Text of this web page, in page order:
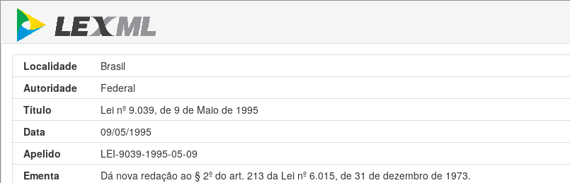
Localidade
Brasil
Autoridade
Federal
Título
Lei nº 9.039, de 9 de Maio de 1995
Data
09/05/1995
Apelido
LEI-9039-1995-05-09
Ementa
Dá nova redação ao § 2º do art. 213 da Lei nº 6.015, de 31 de dezembro de 1973.